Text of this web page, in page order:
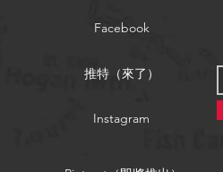
Facebook
推特（來了）
Instagram